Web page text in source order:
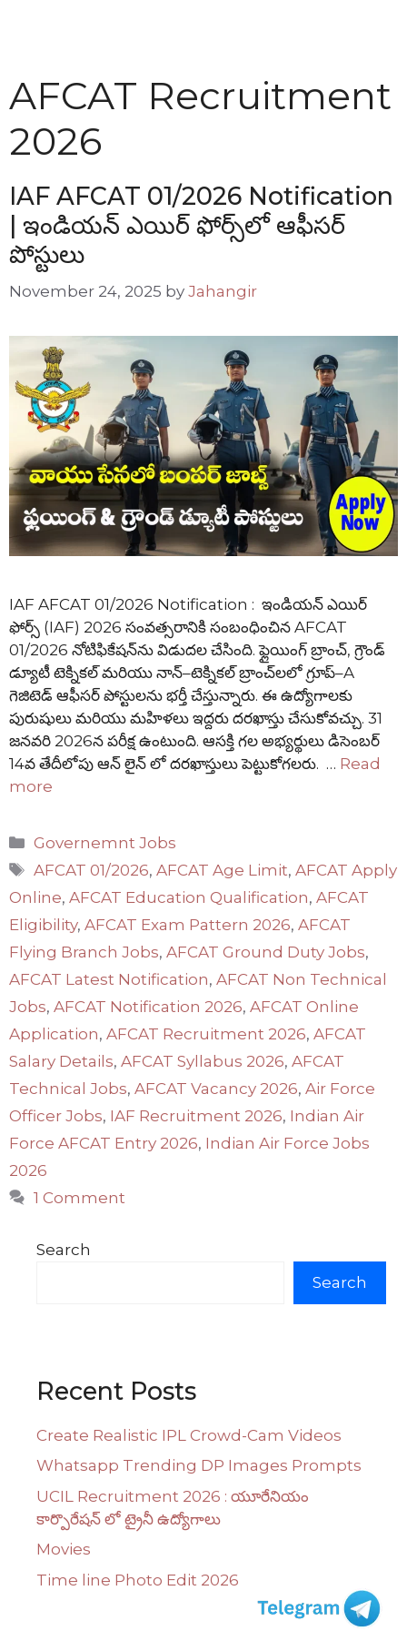
AFCAT Recruitment
2026
IAF AFCAT 01/2026 Notification
| ఇండియన్ ఎయిర్ ఫోర్స్‌లో ఆఫీసర్
పోస్టులు
November 24, 2025 by Jahangir
IAF AFCAT 01/2026 Notification : ఇండియన్ ఎయిర్
ఫోర్స్ (IAF) 2026 సంవత్సరానికి సంబంధించిన AFCAT
01/2026 నోటిఫికేషన్‌ను విడుదల చేసింది. ఫ్లైయింగ్ బ్రాంచ్, గ్రౌండ్
డ్యూటీ టెక్నికల్ మరియు నాన్–టెక్నికల్ బ్రాంచ్‌లలో గ్రూప్–A
గెజిటెడ్ ఆఫీసర్ పోస్టులను భర్తీ చేస్తున్నారు. ఈ ఉద్యోగాలకు
పురుషులు మరియు మహిళలు ఇద్దరు దరఖాస్తు చేసుకోవచ్చు. 31
జనవరి 2026న పరీక్ష ఉంటుంది. ఆసక్తి గల అభ్యర్థులు డిసెంబర్
14వ తేదీలోపు ఆన్ లైన్ లో దరఖాస్తులు పెట్టుకోగలరు. … Read
more
Categories
Governemnt Jobs
Tags
AFCAT 01/2026,AFCAT Age Limit,AFCAT Apply
Online, AFCAT Education Qualification, AFCAT
Eligibility, AFCAT Exam Pattern 2026, AFCAT
Flying Branch Jobs, AFCAT Ground Duty Jobs,
AFCAT Latest Notification, AFCAT Non Technical
Jobs, AFCAT Notification 2026, AFCAT Online
Application, AFCAT Recruitment 2026, AFCAT
Salary Details, AFCAT Syllabus 2026, AFCAT
Technical Jobs, AFCAT Vacancy 2026, Air Force
Officer Jobs, IAF Recruitment 2026, Indian Air
Force AFCAT Entry 2026, Indian Air Force Jobs
2026
1 Comment
Search
Search
Recent Posts
Create Realistic IPL Crowd-Cam Videos
Whatsapp Trending DP Images Prompts
UCIL Recruitment 2026 : యూరేనియం
కార్పొరేషన్ లో ట్రైనీ ఉద్యోగాలు
Movies
Time line Photo Edit 2026